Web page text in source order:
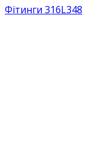
Фітинги 316L348